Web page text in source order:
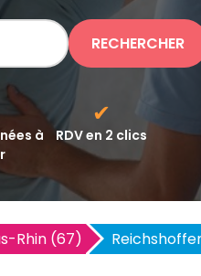
RECHERCHER
à
✔
RDV en 2 clics
Rhin (67)